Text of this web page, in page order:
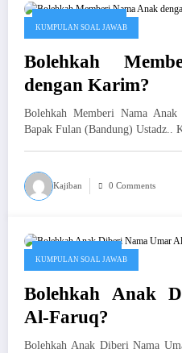
KUMPULAN SOAL JAWAB
Bolehkah
dengan Karim?
Bolehkah Memberi Nama
Bapak Fulan (Bandung) Ustadz..
Kajiban 0 Comments
KUMPULAN SOAL JAWAB
Bolehkah Anak
Al-Faruq?
Bolehkah Anak Diberi Nama